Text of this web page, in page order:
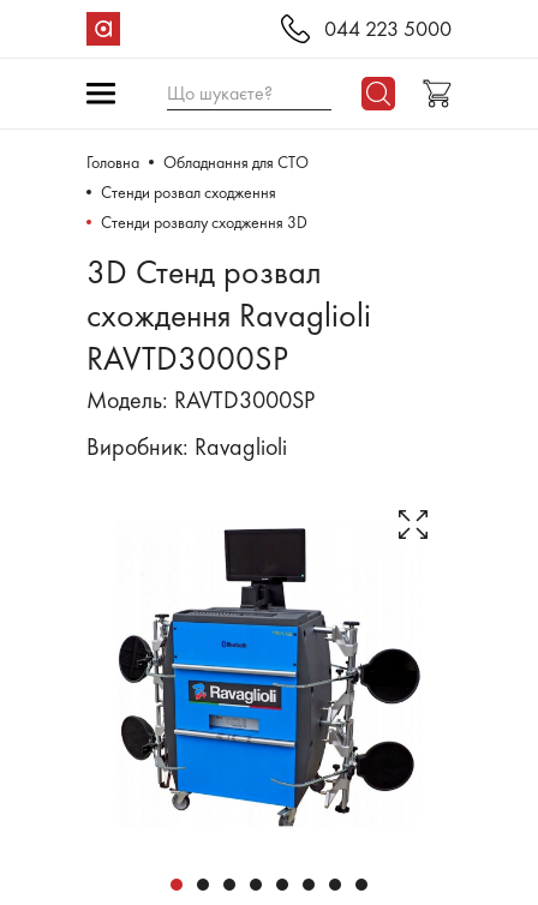
044 223 5000
Що шукаєте?
Головна
Обладнання для СТО
Стенди розвал сходження
Стенди розвалу сходження 3D
3D Стенд розвал
схождення Ravaglioli
RAVTD3000SP
Модель: RAVTD3000SP
Виробник: Ravaglioli